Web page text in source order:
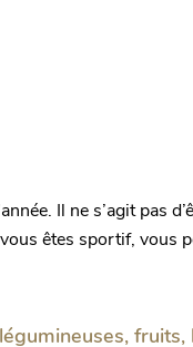
Il ne s’agit pas
êtes sportif, vous